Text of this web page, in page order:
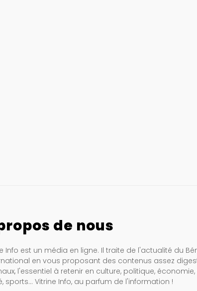
de nous
Info est un média en ligne. Il traite de l'actualité du
en vous proposant des contenus assez
l'essentiel à retenir en culture, politique,
sports… Vitrine Info, au parfum de l'information !